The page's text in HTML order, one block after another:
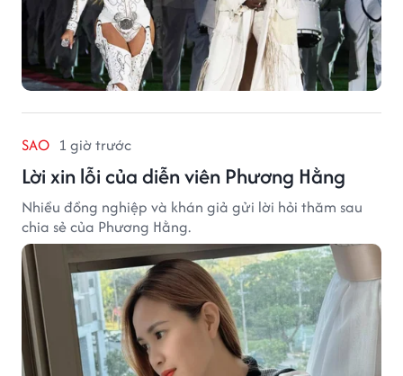
SAO 1 giờ trước
Lời xin lỗi của diễn viên Phương Hằng
Nhiều đồng nghiệp và khán giả gửi lời hỏi thăm sau
chia sẻ của Phương Hằng.